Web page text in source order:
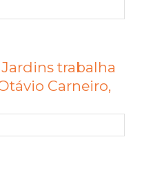
trabalha
Carneiro,